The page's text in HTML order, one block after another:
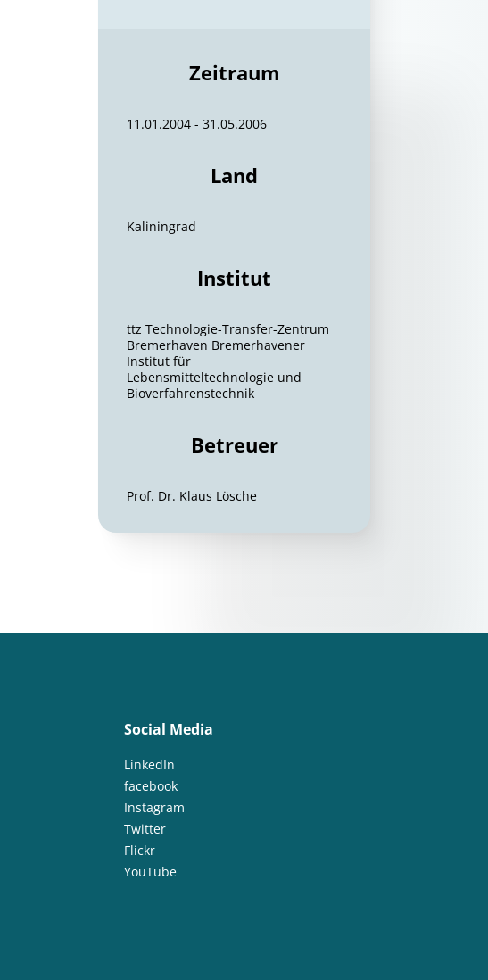
Zeitraum
11.01.2004 - 31.05.2006
Land
Kaliningrad
Institut
ttz Technologie-Transfer-Zentrum
Bremerhaven Bremerhavener
Institut für
Lebensmitteltechnologie und
Bioverfahrenstechnik
Betreuer
Prof. Dr. Klaus Lösche
Social Media
LinkedIn
facebook
Instagram
Twitter
Flickr
YouTube